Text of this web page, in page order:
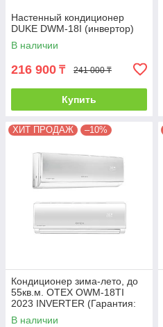
Настенный кондиционер
DUKE DWM-18I (инвертор)
В наличии
216 900 ₸ 241 000 ₸
Купить
ХИТ ПРОДАЖ –10%
Кондиционер зима-лето, до
55кв.м. OTEX OWM-18TI
2023 INVERTER (Гарантия:
24 месяца) с инсталляцией
В наличии